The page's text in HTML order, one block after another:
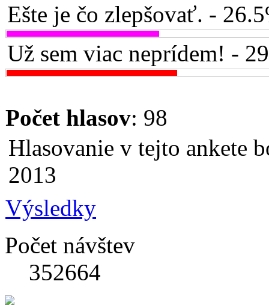
Ešte je čo zlepšovať. -
Už sem viac neprídem! -
Počet hlasov: 98
Hlasovanie v tejto ankete
2013
Výsledky
Počet návštev
352664